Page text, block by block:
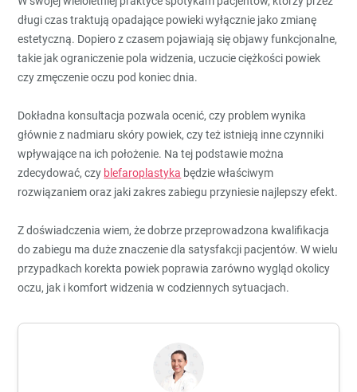
długi czas traktują opadające powieki wyłącznie jako zmianę
estetyczną. Dopiero z czasem pojawiają się objawy funkcjonalne,
takie jak ograniczenie pola widzenia, uczucie ciężkości powiek
czy zmęczenie oczu pod koniec dnia.
Dokładna konsultacja pozwala ocenić, czy problem wynika
głównie z nadmiaru skóry powiek, czy też istnieją inne czynniki
wpływające na ich położenie. Na tej podstawie można
zdecydować, czy blefaroplastyka będzie właściwym
rozwiązaniem oraz jaki zakres zabiegu przyniesie najlepszy efekt.
Z doświadczenia wiem, że dobrze przeprowadzona kwalifikacja
do zabiegu ma duże znaczenie dla satysfakcji pacjentów. W wielu
przypadkach korekta powiek poprawia zarówno wygląd okolicy
oczu, jak i komfort widzenia w codziennych sytuacjach.